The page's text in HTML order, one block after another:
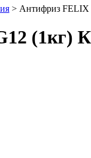
> Антифриз